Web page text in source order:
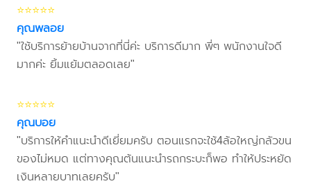
⭐⭐⭐⭐⭐
คุณพลอย
"ใช้บริการย้ายบ้านจากที่นี่ค่ะ บริการดีมาก พี่ๆ พนักงานใจดี
มากค่ะ ยิ้มแย้มตลอดเลย"
⭐⭐⭐⭐⭐
คุณบอย
"บริการให้คำแนะนำดีเยี่ยมครับ ตอนแรกจะใช้4ล้อใหญ่กลัวขน
ของไม่หมด แต่ทางคุณต้นแนะนำรถกระบะก็พอ ทำให้ประหยัด
เงินหลายบาทเลยครับ"